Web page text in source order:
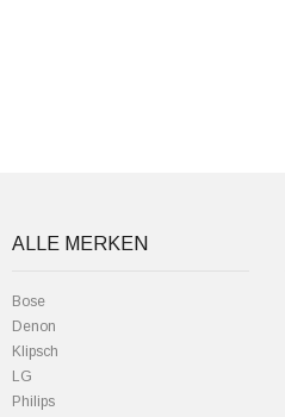
ALLE MERKEN
Bose
Denon
Klipsch
LG
Philips